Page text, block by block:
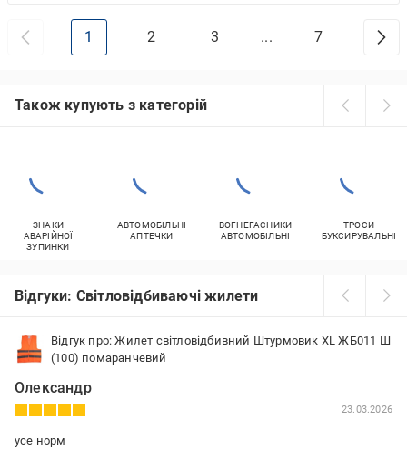
1 2 3 ... 7
Також купують з категорій
ЗНАКИ
АВАРІЙНОЇ
ЗУПИНКИ
АВТОМОБІЛЬНІ
АПТЕЧКИ
ВОГНЕГАСНИКИ
АВТОМОБІЛЬНІ
ТРОСИ
БУКСИРУВАЛЬНІ
Відгуки: Світловідбиваючі жилети
Відгук про: Жилет світловідбивний Штурмовик XL ЖБ011 Ш
(100) помаранчевий
Олександр
23.03.2026
усе норм